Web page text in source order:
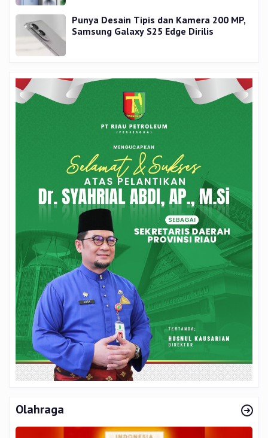
Punya Desain Tipis dan Kamera 200 MP,
Samsung Galaxy S25 Edge Dirilis
Olahraga